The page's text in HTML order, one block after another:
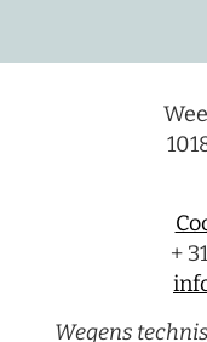
+
Wegens